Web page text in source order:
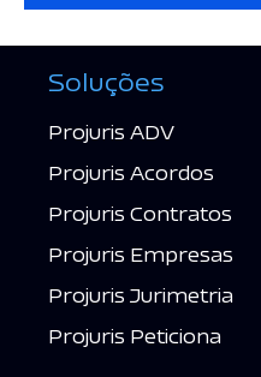
Soluções
Projuris ADV
Projuris Acordos
Projuris Contratos
Projuris Empresas
Projuris Jurimetria
Projuris Peticiona